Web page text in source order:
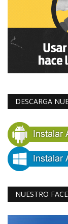
DESCARGA
NUESTRO